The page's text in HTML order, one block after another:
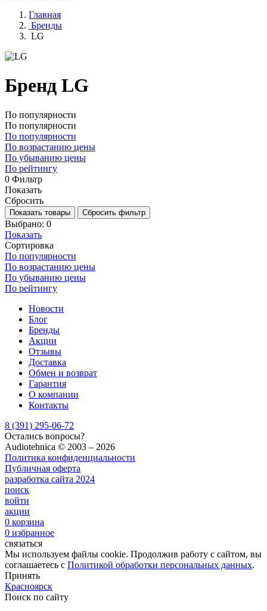
Главная
Бренды
LG
Бренд LG
По популярности
По популярности
По популярности
По возрастанию цены
По убыванию цены
По рейтингу
0 Фильтр
Показать
Сбросить
Показать товары Сбросить фильтр
Выбрано: 0
Показать
Сортировка
По популярности
По возрастанию цены
По убыванию цены
По рейтингу
Новости
Блог
Бренды
Акции
Отзывы
Доставка
Обмен и возврат
Гарантия
О компании
Контакты
8 (391) 295-06-72
Остались вопросы?
Audiotehnica ©️ 2003 – 2026
Политика конфиденциальности
Публичная оферта
разработка сайта 2024
поиск
войти
акции
0 корзина
0 избранное
связаться
Мы используем файлы cookie. Продолжив работу с сайтом, вы
соглашаетесь с Политикой обработки персональных данных.
Принять
Красноярск
Поиск по сайту